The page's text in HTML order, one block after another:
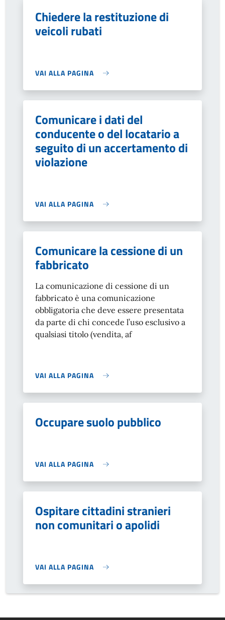
Chiedere la restituzione di
veicoli rubati
VAI ALLA PAGINA
Comunicare i dati del
conducente o del locatario a
seguito di un accertamento di
violazione
VAI ALLA PAGINA
Comunicare la cessione di un
fabbricato
La comunicazione di cessione di un
fabbricato è una comunicazione
obbligatoria che deve essere presentata
da parte di chi concede l’uso esclusivo a
qualsiasi titolo (vendita, af
VAI ALLA PAGINA
Occupare suolo pubblico
VAI ALLA PAGINA
Ospitare cittadini stranieri
non comunitari o apolidi
VAI ALLA PAGINA